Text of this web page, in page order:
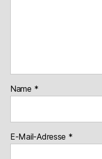
Name *
E-Mail-Adresse *